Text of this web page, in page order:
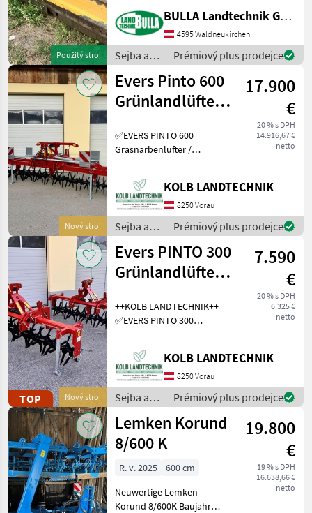
Použitý stroj
hydraulischer
Seitenverschub +
Gelenkwelle +
Privatverkauf:
699/18663317 Typ kladiva:
Prerezávac
BULLA Landtechnik GmbH
4595 Waldneukirchen
Sejba a
starostlivosť
o plodinu
/ Müthing
Prémiový plus prodejce
Nový stroj
Evers Pinto 600
Grünlandlüfter -
- Gr
17.900
€
20 % s DPH
14.916,67 €
netto
✅EVERS PINTO 600
Grasnarbenlüfter /
6.0m ✅Sternwalze leicht
schrägstellbar, dadurch 2
verschieden Intensive
Bearbeitungsstufen ✅Zinke
KOLB LANDTECHNIK
8250 Vorau
Sejba a
starostlivosť
o plodinu
/ Evers
Prémiový plus prodejce
TOP Nový stroj
Evers PINTO 300
Grünlandlüfter -
- Gr
7.590
€
20 % s DPH
6.325 €
netto
++KOLB LANDTECHNIK++
✅EVERS PINTO 300
Bodenlüfter ✅Arbeits- und
Transportbreite 3.0m
✅Sternwalze leicht
schrägstellbar, dadurch 2
verschied
KOLB LANDTECHNIK
8250 Vorau
Sejba a
starostlivosť
o plodinu
/ Evers
Prémiový plus prodejce
Lemken Korund
8/600 K
19.800
€
19 % s DPH
16.638,66 €
netto
R. v. 2025
600 cm
Neuwertige Lemken
Korund 8/600K Baujahr